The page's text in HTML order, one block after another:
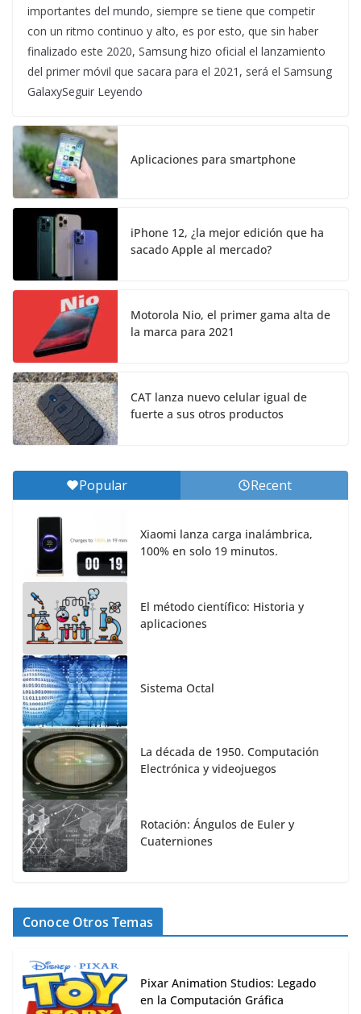
importantes del mundo, siempre se tiene que competir
con un ritmo continuo y alto, es por esto, que sin haber
finalizado este 2020, Samsung hizo oficial el lanzamiento
del primer móvil que sacara para el 2021, será el Samsung
GalaxySeguir Leyendo
Aplicaciones para smartphone
iPhone 12, ¿la mejor edición que ha
sacado Apple al mercado?
Motorola Nio, el primer gama alta de
la marca para 2021
CAT lanza nuevo celular igual de
fuerte a sus otros productos
Popular Recent
Xiaomi lanza carga inalámbrica,
100% en solo 19 minutos.
El método científico: Historia y
aplicaciones
Sistema Octal
La década de 1950. Computación
Electrónica y videojuegos
Rotación: Ángulos de Euler y
Cuaterniones
Conoce Otros Temas
Pixar Animation Studios: Legado
en la Computación Gráfica